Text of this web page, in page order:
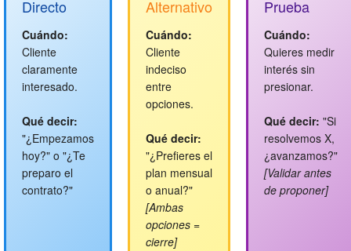
Directo
Cuándo:
Cliente
claramente
interesado.
Qué decir:
"¿Empezamos
hoy?" o "¿Te
preparo el
contrato?"
Alternativo
Cuándo:
Cliente
indeciso
entre
opciones.
Qué decir:
"¿Prefieres el
plan mensual
o anual?"
[Ambas
opciones =
cierre]
Prueba
Cuándo:
Quieres medir
interés sin
presionar.
Qué decir: "Si
resolvemos X,
¿avanzamos?"
[Validar antes
de proponer]